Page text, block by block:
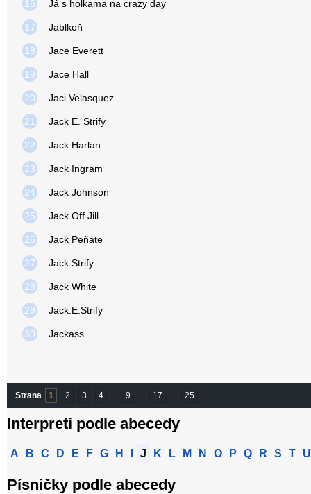
16 Já s holkama na crazy day
17 Jablkoň
18 Jace Everett
19 Jace Hall
20 Jaci Velasquez
21 Jack E. Strify
22 Jack Harlan
23 Jack Ingram
24 Jack Johnson
25 Jack Off Jill
26 Jack Peñate
27 Jack Strify
28 Jack White
29 Jack.E.Strify
30 Jackass
Strana 1 2 3 4 … 9 … 17 … 25
Interpreti podle abecedy
A B C D E F G H J K L M N O P Q R S T U
Písničky podle abecedy